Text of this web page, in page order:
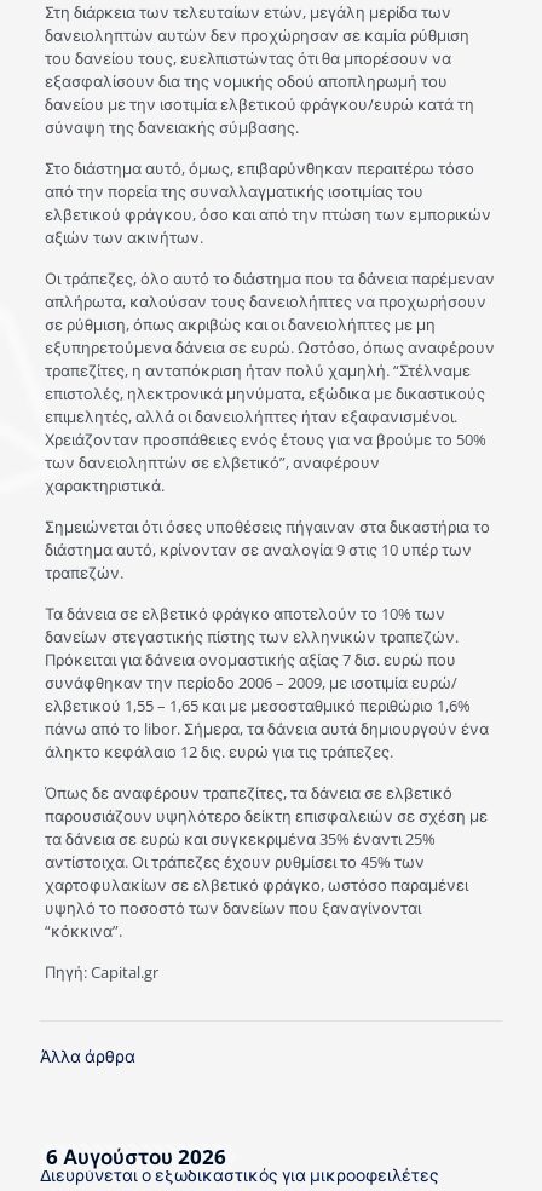
Στη διάρκεια των τελευταίων ετών, μεγάλη μερίδα των
δανειοληπτών αυτών δεν προχώρησαν σε καμία ρύθμιση
του δανείου τους, ευελπιστώντας ότι θα μπορέσουν να
εξασφαλίσουν δια της νομικής οδού αποπληρωμή του
δανείου με την ισοτιμία ελβετικού φράγκου/ευρώ κατά τη
σύναψη της δανειακής σύμβασης.
Στο διάστημα αυτό, όμως, επιβαρύνθηκαν περαιτέρω τόσο
από την πορεία της συναλλαγματικής ισοτιμίας του
ελβετικού φράγκου, όσο και από την πτώση των εμπορικών
αξιών των ακινήτων.
Οι τράπεζες, όλο αυτό το διάστημα που τα δάνεια παρέμεναν
απλήρωτα, καλούσαν τους δανειολήπτες να προχωρήσουν
σε ρύθμιση, όπως ακριβώς και οι δανειολήπτες με μη
εξυπηρετούμενα δάνεια σε ευρώ. Ωστόσο, όπως αναφέρουν
τραπεζίτες, η ανταπόκριση ήταν πολύ χαμηλή. “Στέλναμε
επιστολές, ηλεκτρονικά μηνύματα, εξώδικα με δικαστικούς
επιμελητές, αλλά οι δανειολήπτες ήταν εξαφανισμένοι.
Χρειάζονταν προσπάθειες ενός έτους για να βρούμε το 50%
των δανειοληπτών σε ελβετικό”, αναφέρουν
χαρακτηριστικά.
Σημειώνεται ότι όσες υποθέσεις πήγαιναν στα δικαστήρια το
διάστημα αυτό, κρίνονταν σε αναλογία 9 στις 10 υπέρ των
τραπεζών.
Τα δάνεια σε ελβετικό φράγκο αποτελούν το 10% των
δανείων στεγαστικής πίστης των ελληνικών τραπεζών.
Πρόκειται για δάνεια ονομαστικής αξίας 7 δισ. ευρώ που
συνάφθηκαν την περίοδο 2006 – 2009, με ισοτιμία ευρώ/
ελβετικού 1,55 – 1,65 και με μεσοσταθμικό περιθώριο 1,6%
πάνω από το libor. Σήμερα, τα δάνεια αυτά δημιουργούν ένα
άληκτο κεφάλαιο 12 δις. ευρώ για τις τράπεζες.
Όπως δε αναφέρουν τραπεζίτες, τα δάνεια σε ελβετικό
παρουσιάζουν υψηλότερο δείκτη επισφαλειών σε σχέση με
τα δάνεια σε ευρώ και συγκεκριμένα 35% έναντι 25%
αντίστοιχα. Οι τράπεζες έχουν ρυθμίσει το 45% των
χαρτοφυλακίων σε ελβετικό φράγκο, ωστόσο παραμένει
υψηλό το ποσοστό των δανείων που ξαναγίνονται
“κόκκινα”.
Πηγή: Capital.gr
Άλλα άρθρα
6 Αυγούστου 2026
Διευρύνεται ο εξωδικαστικός για μικροοφειλέτες